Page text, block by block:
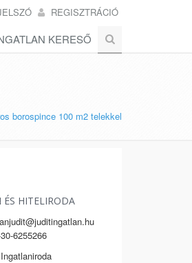
REGISZTRÁCIÓ
KERESŐ
borospince 100 m2 telekkel
HITELIRODA
6255266